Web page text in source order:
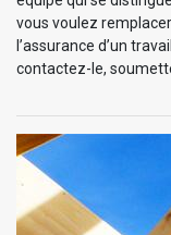
vous voulez
l’assurance d’un
contactez-le,